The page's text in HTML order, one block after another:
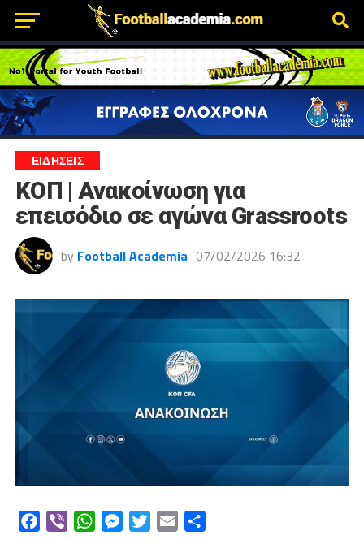
ΕΙΔΗΣΕΙΣ
ΚΟΠ | Ανακοίνωση για
επεισόδιο σε αγώνα Grassroots
by Football Academia 07/02/2026 16:32
Facebook
Viber WhatsAppMessengerTwitterEmail